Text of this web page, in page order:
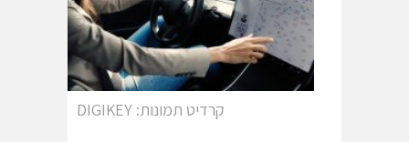
קרדיט תמונות: DIGIKEY